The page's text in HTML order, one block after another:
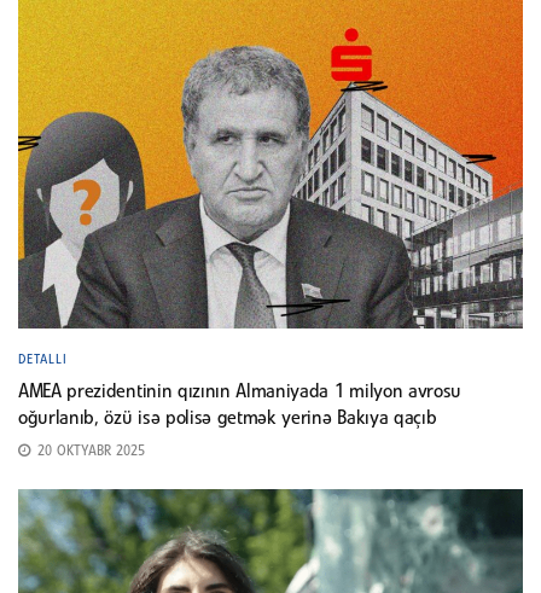
DETALLI
AMEA prezidentinin qızının Almaniyada 1 milyon avrosu
oğurlanıb, özü isə polisə getmək yerinə Bakıya qaçıb
20 OKTYABR 2025